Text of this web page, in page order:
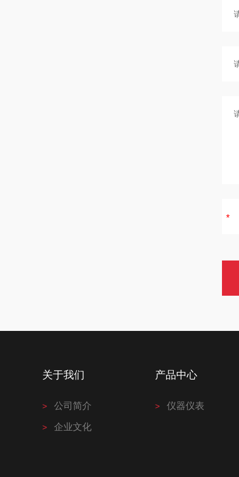
关于我们
公司简介
企业文化
产品中心
仪器仪表